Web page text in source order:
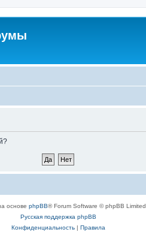
основе phpBB® Forum Software © phpBB Limited
Русская поддержка phpBB
Конфиденциальность| Правила